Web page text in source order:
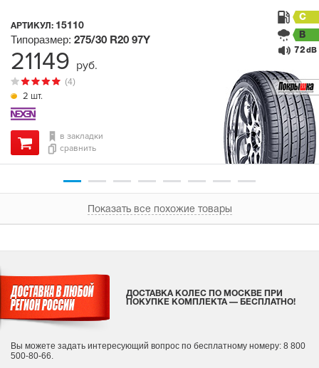
АРТИКУЛ: 15110
2 шт.
(4)
Типоразмер: 275/30 R20 97Y
C
B
72 dB
в закладки
сравнить
21149 руб.
Показать все похожие товары
ДОСТАВКА КОЛЕС ПО МОСКВЕ ПРИ
ПОКУПКЕ КОМПЛЕКТА — БЕСПЛАТНО!
Вы можете задать интересующий вопрос по бесплатному номеру: 8 800
500-80-66.